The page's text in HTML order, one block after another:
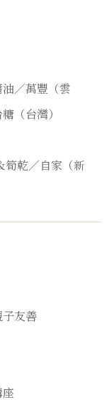
／萬豐（雲
（台灣）
筍乾／自家（新
友善